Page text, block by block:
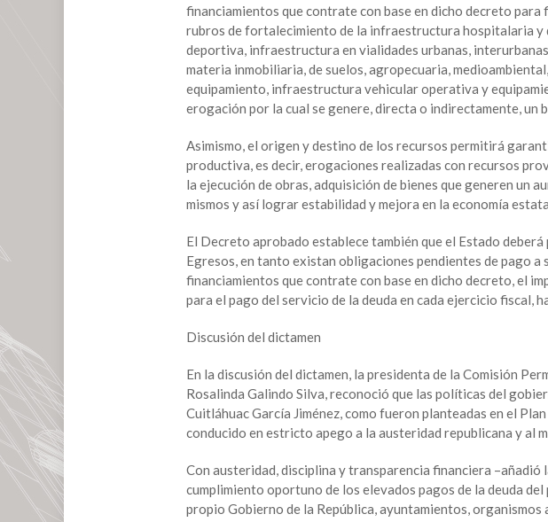
financiamientos que contrate con base en dicho decreto
rubros de fortalecimiento de la infraestructura hospitalaria y
deportiva, infraestructura en vialidades urbanas,
materia inmobiliaria, de suelos, agropecuaria,
equipamiento, infraestructura vehicular operativa y
erogación por la cual se genere, directa o indirectamente, un
Asimismo, el origen y destino de los recursos permitirá
productiva, es decir, erogaciones realizadas con recursos
la ejecución de obras, adquisición de bienes que generen un
mismos y así lograr estabilidad y mejora en la economía
El Decreto aprobado establece también que el Estado
Egresos, en tanto existan obligaciones pendientes de pago a
financiamientos que contrate con base en dicho decreto, el
para el pago del servicio de la deuda en cada ejercicio fiscal,
Discusión del dictamen
En la discusión del dictamen, la presidenta de la Comisión
Rosalinda Galindo Silva, reconoció que las políticas del
Cuitláhuac García Jiménez, como fueron planteadas en el
conducido en estricto apego a la austeridad republicana y al
Con austeridad, disciplina y transparencia financiera –añadió
cumplimiento oportuno de los elevados pagos de la deuda del
propio Gobierno de la República, ayuntamientos, organismos